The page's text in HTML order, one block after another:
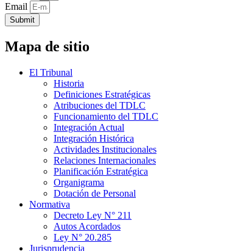
Email
Submit
Mapa de sitio
El Tribunal
Historia
Definiciones Estratégicas
Atribuciones del TDLC
Funcionamiento del TDLC
Integración Actual
Integración Histórica
Actividades Institucionales
Relaciones Internacionales
Planificación Estratégica
Organigrama
Dotación de Personal
Normativa
Decreto Ley N° 211
Autos Acordados
Ley N° 20.285
Jurisprudencia